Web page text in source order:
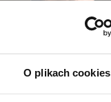
O plikach cookies